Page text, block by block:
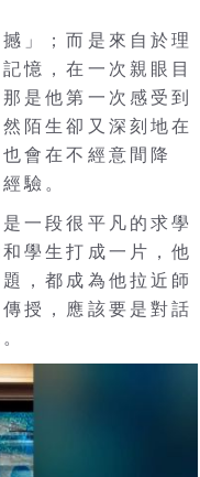
」；而是來自於理
憶，在一次親眼目
那是他第一次感受到
陌生卻又深刻地在
會在不經意間降
驗。
一段很平凡的求學
學生打成一片，他
，都成為他拉近師
授，應該要是對話